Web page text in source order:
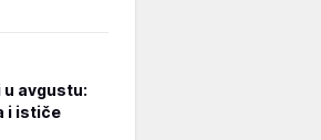
avgustu:
i ističe